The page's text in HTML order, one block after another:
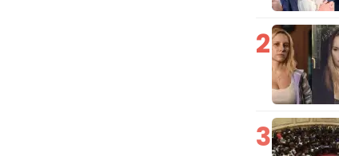
2
3